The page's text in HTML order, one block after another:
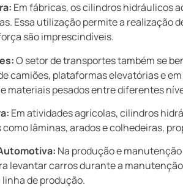
Em fábricas, os cilindros hidráulicos
Essa utilização permite a realização
são imprescindíveis.
O setor de transportes também se
camiões, plataformas elevatórias e
materiais pesados entre diferentes
Em atividades agrícolas, cilindros
lâminas, arados e colhedeiras,
Na produção e
levantar carros durante a
de produção.